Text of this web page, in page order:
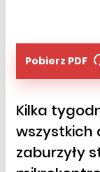
Pobierz PDF
Kilka
wszystkich
zaburzyły